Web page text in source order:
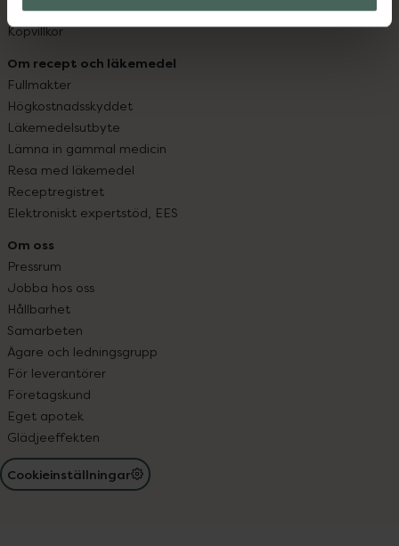
App
Köpvillkor
Om recept och läkemedel
Fullmakter
Högkostnadsskyddet
Läkemedelsutbyte
Lämna in gammal medicin
Resa med läkemedel
Receptregistret
Elektroniskt expertstöd, EES
Om oss
Pressrum
Jobba hos oss
Hållbarhet
Samarbeten
Ägare och ledningsgrupp
För leverantörer
Företagskund
Eget apotek
Glädjeeffekten
Cookieinställningar